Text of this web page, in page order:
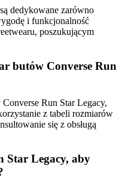
dedykowane zarówno
i funkcjonalność
poszukującym
butów Converse Run
Run Star Legacy,
z tabeli rozmiarów
się z obsługą
Star Legacy, aby